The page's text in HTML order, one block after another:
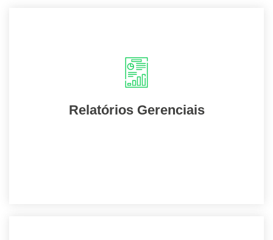
Relatórios Gerenciais
Total transparência em todas as etapas, por
meio de informações e documentos
comprobatórios.